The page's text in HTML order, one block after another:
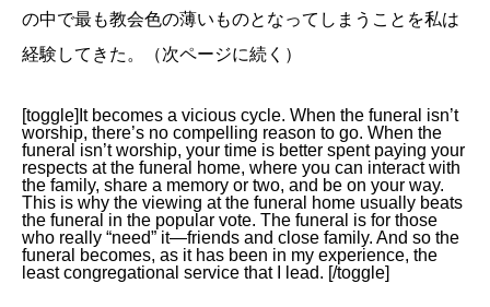
の中で最も教会色の薄いものとなってしまうことを私は
経験してきた。（次ページに続く）
[toggle]It becomes a vicious cycle. When the funeral isn’t
worship, there’s no compelling reason to go. When the
funeral isn’t worship, your time is better spent paying your
respects at the funeral home, where you can interact with
the family, share a memory or two, and be on your way.
This is why the viewing at the funeral home usually beats
the funeral in the popular vote. The funeral is for those
who really “need” it—friends and close family. And so the
funeral becomes, as it has been in my experience, the
least congregational service that I lead. [/toggle]